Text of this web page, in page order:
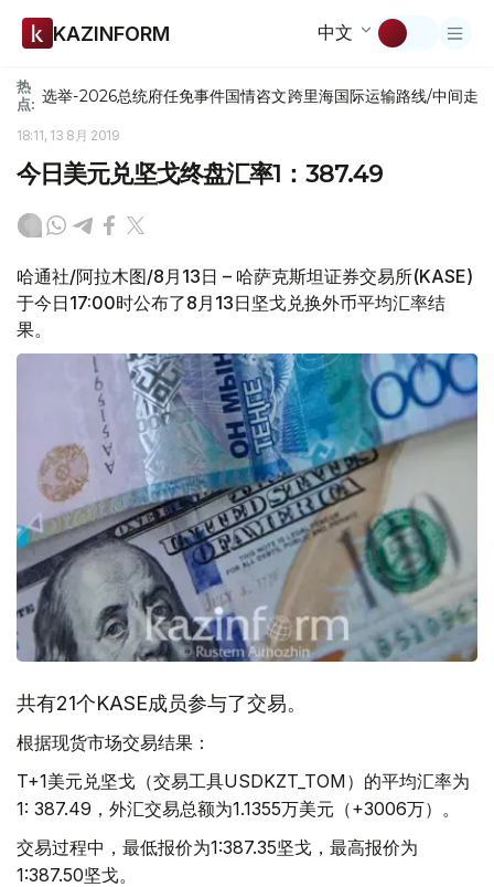
KAZINFORM 中文
热
点: 选举-2026总统府任免事件国情咨文跨里海国际运输路线/中间走廊
18:11, 13 8月 2019
今日美元兑坚戈终盘汇率1：387.49
哈通社/阿拉木图/8月13日 – 哈萨克斯坦证券交易所(KASE)
于今日17:00时公布了8月13日坚戈兑换外币平均汇率结
果。
共有21个KASE成员参与了交易。
根据现货市场交易结果：
T+1美元兑坚戈（交易工具USDKZT_TOM）的平均汇率为
1: 387.49，外汇交易总额为1.1355万美元（+3006万）。
交易过程中，最低报价为1:387.35坚戈，最高报价为
1:387.50坚戈。